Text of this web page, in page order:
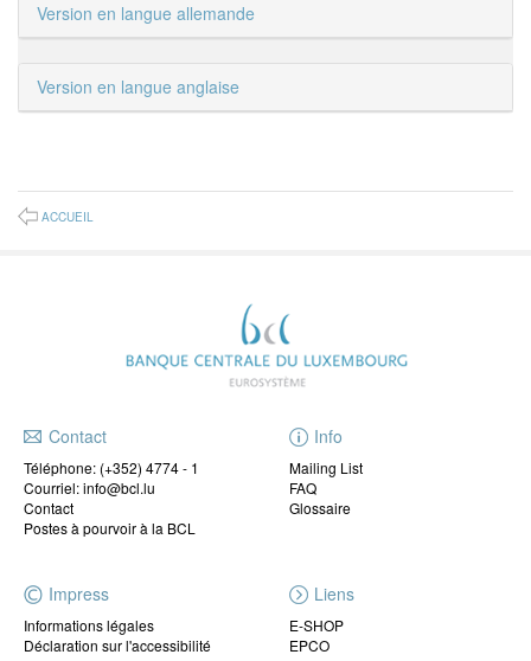
Version en langue allemande
Version en langue anglaise
ACCUEIL
Contact
Téléphone: (+352) 4774 - 1
Courriel: info@bcl.lu
Contact
Postes à pourvoir à la BCL
Info
Mailing List
FAQ
Glossaire
Impress
Informations légales
Déclaration sur l'accessibilité
Liens
E-SHOP
EPCO